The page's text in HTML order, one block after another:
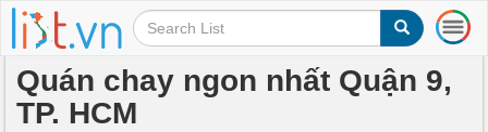
T
o
g
Quán chay ngon nhất Quận 9,
TP. HCM